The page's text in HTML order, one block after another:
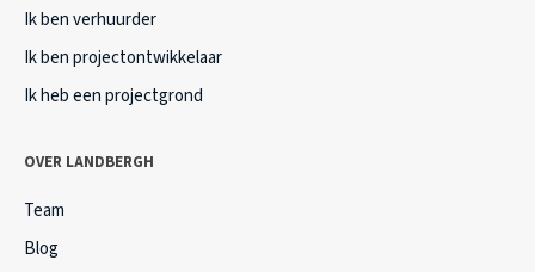
Ik ben verhuurder
Ik ben projectontwikkelaar
Ik heb een projectgrond
OVER LANDBERGH
Team
Blog